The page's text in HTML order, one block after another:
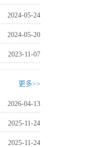
2024-05-24
2024-05-20
2023-11-07
更多>>
2026-04-13
2025-11-24
2025-11-24